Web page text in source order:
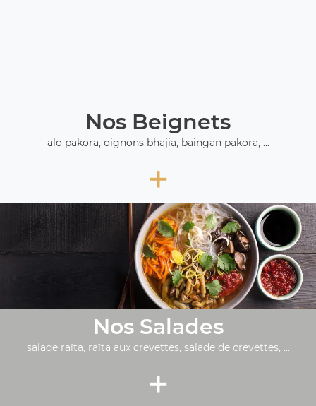
Nos Beignets
alo pakora, oignons bhajia, baingan pakora, ...
+
Nos Salades
salade raïta, raïta aux crevettes, salade de crevettes, ...
+